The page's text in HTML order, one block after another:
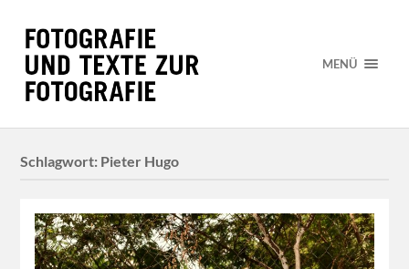
MENÜ
Schlagwort: Pieter Hugo